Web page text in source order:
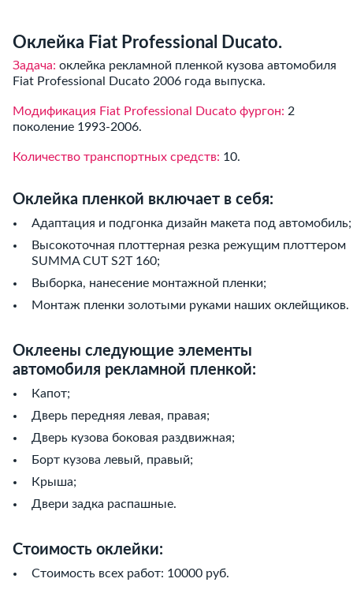
Оклейка Fiat Professional Ducato.
Задача: оклейка рекламной пленкой кузова автомобиля
Fiat Professional Ducato 2006 года выпуска.
Модификация Fiat Professional Ducato фургон: 2
поколение 1993-2006.
Количество транспортных средств: 10.
Оклейка пленкой включает в себя:
Адаптация и подгонка дизайн макета под автомобиль;
Высокоточная плоттерная резка режущим плоттером
SUMMA CUT S2T 160;
Выборка, нанесение монтажной пленки;
Монтаж пленки золотыми руками наших оклейщиков.
Оклеены следующие элементы
автомобиля рекламной пленкой:
Капот;
Дверь передняя левая, правая;
Дверь кузова боковая раздвижная;
Борт кузова левый, правый;
Крыша;
Двери задка распашные.
Стоимость оклейки:
Стоимость всех работ: 10000 руб.